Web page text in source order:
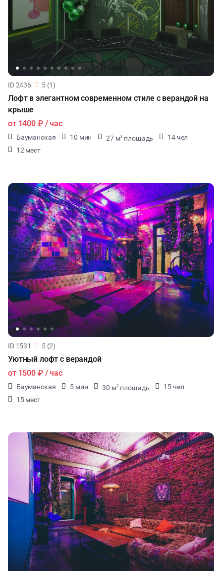
ID 2436 5 (1)
Лофт в элегантном современном стиле с верандой на
крыше
от 1400 ₽/ час
Бауманская 10 мин 27 м2 площадь
14 чел
12 мест
ID 1531 5 (2)
Уютный лофт с верандой
от 1500 ₽/ час
Бауманская 5 мин 30 м2 площадь
15 чел
15 мест